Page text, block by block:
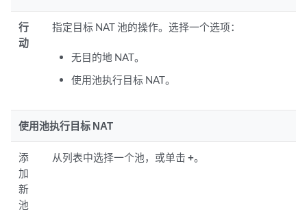
行
动
指定目标 NAT 池的操作。选择一个选项：
无目的地 NAT。
使用池执行目标 NAT。
使用池执行目标 NAT
添
加
新
池
从列表中选择一个池，或单击+。